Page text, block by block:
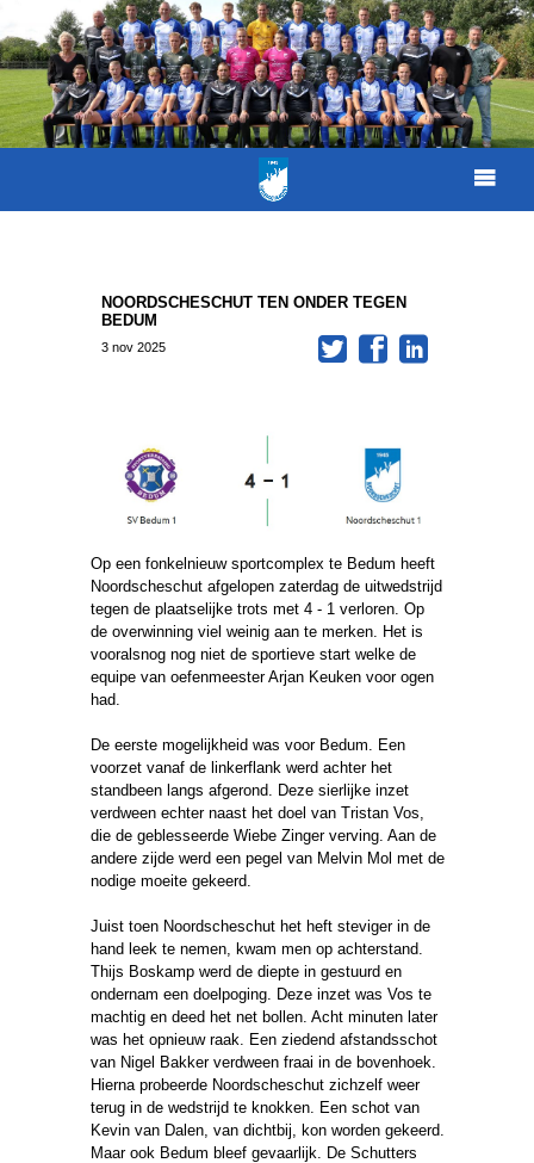
NOORDSCHESCHUT TEN ONDER TEGEN
BEDUM
3 nov 2025
Op een fonkelnieuw sportcomplex te Bedum heeft
Noordscheschut afgelopen zaterdag de uitwedstrijd
tegen de plaatselijke trots met 4 - 1 verloren. Op
de overwinning viel weinig aan te merken. Het is
vooralsnog nog niet de sportieve start welke de
equipe van oefenmeester Arjan Keuken voor ogen
had.
De eerste mogelijkheid was voor Bedum. Een
voorzet vanaf de linkerflank werd achter het
standbeen langs afgerond. Deze sierlijke inzet
verdween echter naast het doel van Tristan Vos,
die de geblesseerde Wiebe Zinger verving. Aan de
andere zijde werd een pegel van Melvin Mol met de
nodige moeite gekeerd.
Juist toen Noordscheschut het heft steviger in de
hand leek te nemen, kwam men op achterstand.
Thijs Boskamp werd de diepte in gestuurd en
ondernam een doelpoging. Deze inzet was Vos te
machtig en deed het net bollen. Acht minuten later
was het opnieuw raak. Een ziedend afstandsschot
van Nigel Bakker verdween fraai in de bovenhoek.
Hierna probeerde Noordscheschut zichzelf weer
terug in de wedstrijd te knokken. Een schot van
Kevin van Dalen, van dichtbij, kon worden gekeerd.
Maar ook Bedum bleef gevaarlijk. De Schutters